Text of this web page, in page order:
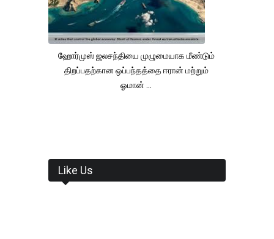
ஹோர்முஸ் ஜலசந்தியை முழுமையாக மீண்டும்
திறப்பதற்கான ஒப்பந்தத்தை ஈரான் மற்றும்
ஓமான் ...
Like Us